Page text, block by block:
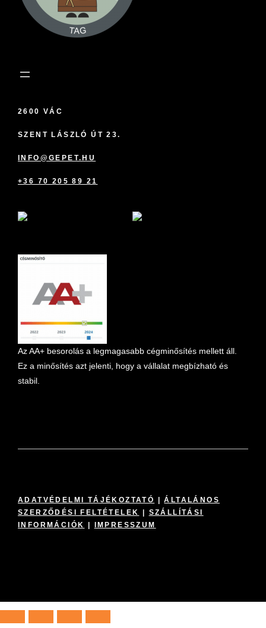
2600 VÁC
SZENT LÁSZLÓ ÚT 23.
INFO@GEPET.HU
+36 70 205 89 21
Az AA+ besorolás a legmagasabb cégminősítés mellett áll.
Ez a minősítés azt jelenti, hogy a vállalat megbízható és
stabil.
ADATVÉDELMI TÁJÉKOZTATÓ |ÁLTALÁNOS
SZERZŐDÉSI FELTÉTELEK
| SZÁLLÍTÁSI
INFORMÁCIÓK
| IMPRESSZUM